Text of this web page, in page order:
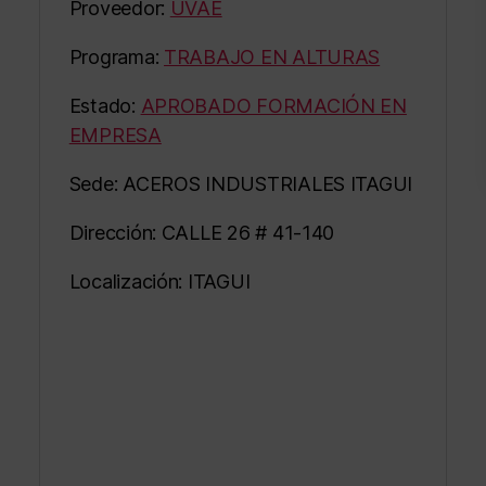
Proveedor: UVAE
Programa: TRABAJO EN ALTURAS
Estado: APROBADO FORMACIÓN EN
EMPRESA
Sede: ACEROS INDUSTRIALES ITAGUI
Dirección: CALLE 26 # 41-140
Localización: ITAGUI